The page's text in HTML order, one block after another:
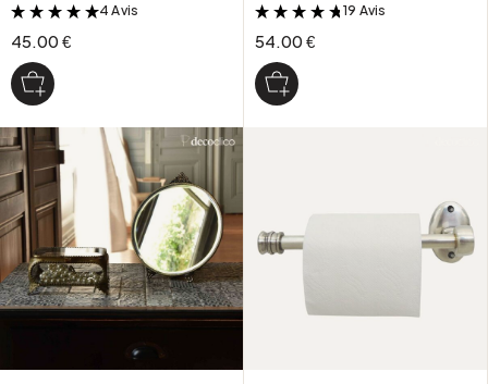
&
4 Avis
45.00 €
&
19 Avis
54.00 €